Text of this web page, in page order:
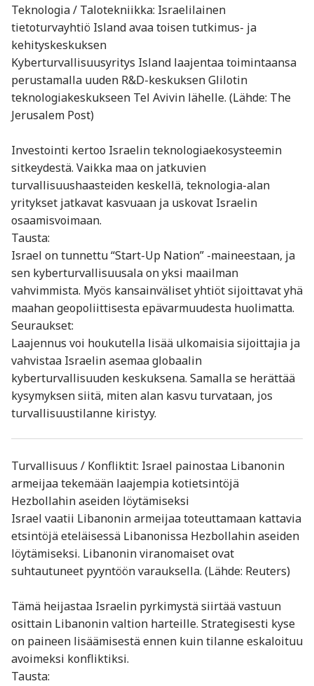
Teknologia / Talotekniikka: Israelilainen
tietoturvayhtiö Island avaa toisen tutkimus- ja
kehityskeskuksen
Kyberturvallisuusyritys Island laajentaa toimintaansa
perustamalla uuden R&D-keskuksen Glilotin
teknologiakeskukseen Tel Avivin lähelle. (Lähde: The
Jerusalem Post)
Investointi kertoo Israelin teknologiaekosysteemin
sitkeydestä. Vaikka maa on jatkuvien
turvallisuushaasteiden keskellä, teknologia-alan
yritykset jatkavat kasvuaan ja uskovat Israelin
osaamisvoimaan.
Tausta:
Israel on tunnettu “Start-Up Nation” -maineestaan, ja
sen kyberturvallisuusala on yksi maailman
vahvimmista. Myös kansainväliset yhtiöt sijoittavat yhä
maahan geopoliittisesta epävarmuudesta huolimatta.
Seuraukset:
Laajennus voi houkutella lisää ulkomaisia sijoittajia ja
vahvistaa Israelin asemaa globaalin
kyberturvallisuuden keskuksena. Samalla se herättää
kysymyksen siitä, miten alan kasvu turvataan, jos
turvallisuustilanne kiristyy.
Turvallisuus / Konfliktit: Israel painostaa Libanonin
armeijaa tekemään laajempia kotietsintöjä
Hezbollahin aseiden löytämiseksi
Israel vaatii Libanonin armeijaa toteuttamaan kattavia
etsintöjä eteläisessä Libanonissa Hezbollahin aseiden
löytämiseksi. Libanonin viranomaiset ovat
suhtautuneet pyyntöön varauksella. (Lähde: Reuters)
Tämä heijastaa Israelin pyrkimystä siirtää vastuun
osittain Libanonin valtion harteille. Strategisesti kyse
on paineen lisäämisestä ennen kuin tilanne eskaloituu
avoimeksi konfliktiksi.
Tausta: